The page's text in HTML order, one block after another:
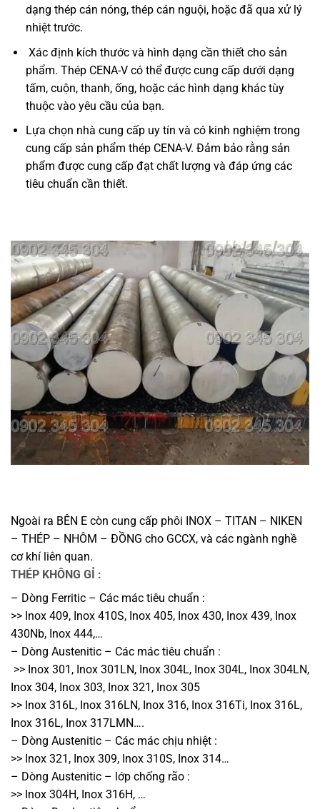
dạng thép cán nóng, thép cán nguội, hoặc đã qua xử lý
nhiệt trước.
Xác định kích thước và hình dạng cần thiết cho sản
phẩm. Thép CENA-V có thể được cung cấp dưới dạng
tấm, cuộn, thanh, ống, hoặc các hình dạng khác tùy
thuộc vào yêu cầu của bạn.
Lựa chọn nhà cung cấp uy tín và có kinh nghiệm trong
cung cấp sản phẩm thép CENA-V. Đảm bảo rằng sản
phẩm được cung cấp đạt chất lượng và đáp ứng các
tiêu chuẩn cần thiết.
Ngoài ra BÊN E còn cung cấp phôi INOX – TITAN – NIKEN
– THÉP – NHÔM – ĐỒNG cho GCCX, và các ngành nghề
cơ khí liên quan.
THÉP KHÔNG GỈ :
– Dòng Ferritic – Các mác tiêu chuẩn :
>> Inox 409, Inox 410S, Inox 405, Inox 430, Inox 439, Inox
430Nb, Inox 444,…
– Dòng Austenitic – Các mác tiêu chuẩn :
>> Inox 301, Inox 301LN, Inox 304L, Inox 304L, Inox 304LN,
Inox 304, Inox 303, Inox 321, Inox 305
>> Inox 316L, Inox 316LN, Inox 316, Inox 316Ti, Inox 316L,
Inox 316L, Inox 317LMN….
– Dòng Austenitic – Các mác chịu nhiệt :
>> Inox 321, Inox 309, Inox 310S, Inox 314…
– Dòng Austenitic – lớp chống rão :
>> Inox 304H, Inox 316H, …